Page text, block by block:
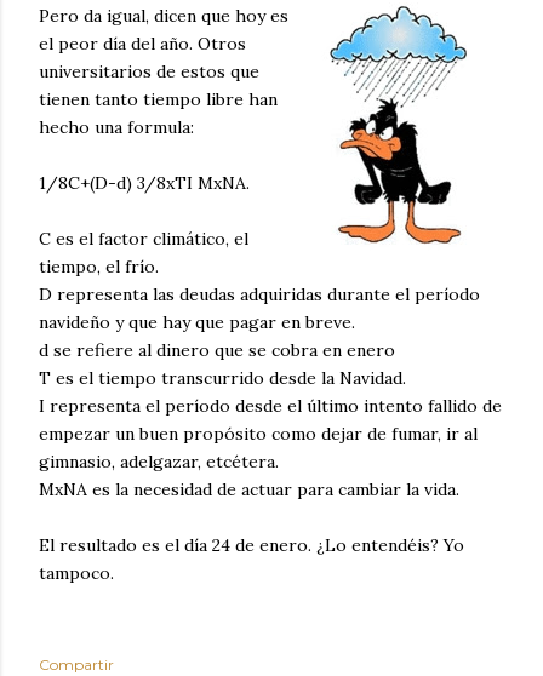
Pero da igual, dicen que hoy es
el peor día del año. Otros
universitarios de estos que
tienen tanto tiempo libre han
hecho una formula:
1/8C+(D-d) 3/8xTI MxNA.
C es el factor climático, el
tiempo, el frío.
D representa las deudas adquiridas durante el período
navideño y que hay que pagar en breve.
d se refiere al dinero que se cobra en enero
T es el tiempo transcurrido desde la Navidad.
I representa el período desde el último intento fallido de
empezar un buen propósito como dejar de fumar, ir al
gimnasio, adelgazar, etcétera.
MxNA es la necesidad de actuar para cambiar la vida.
El resultado es el día 24 de enero. ¿Lo entendéis? Yo
tampoco.
Compartir